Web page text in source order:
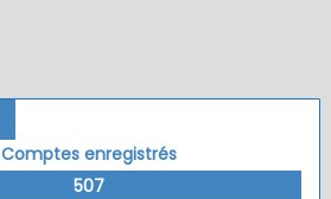
Comptes enregistrés
507